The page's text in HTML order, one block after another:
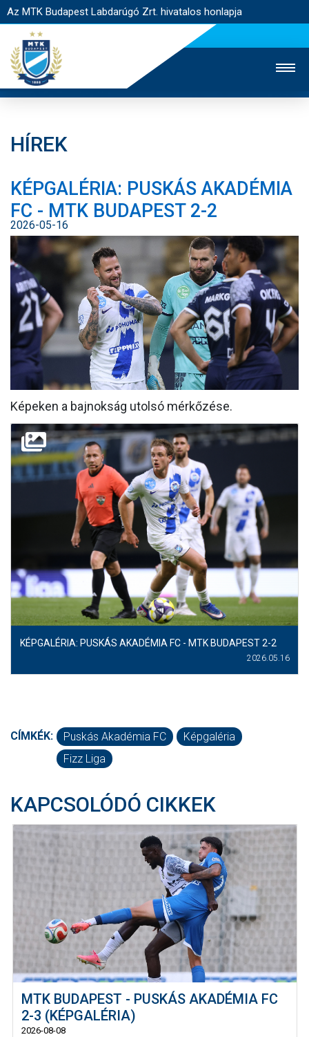
Az MTK Budapest Labdarúgó Zrt. hivatalos honlapja
JEGYÉRTÉKESÍTÉS
WEBSHOP
STADION
EGYESÜLET
KAPCSOLAT
NYITÓLAP
HÍREK
CSAPATOK
MÉRKŐZÉSEK
KLUB
GALÉRIA
SZURKOLÓI ÉLMÉNYEK
AKKREDITÁCIÓ
HÍREK
KÉPGALÉRIA: PUSKÁS AKADÉMIA
FC - MTK BUDAPEST 2-2
2026-05-16
Képeken a bajnokság utolsó mérkőzése.
KÉPGALÉRIA: PUSKÁS AKADÉMIA FC - MTK BUDAPEST 2-2
2026.05.16
CÍMKÉK: Puskás Akadémia FC
Képgaléria
Fizz Liga
KAPCSOLÓDÓ CIKKEK
MTK BUDAPEST - PUSKÁS AKADÉMIA FC
2-3 (KÉPGALÉRIA)
2026-08-08